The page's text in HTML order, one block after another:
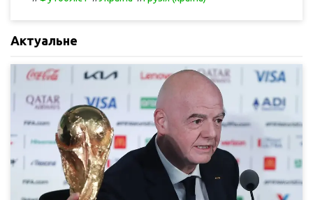
Актуальне